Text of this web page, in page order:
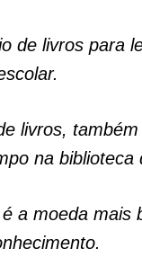
de livros para
livros,
na biblioteca
a moeda mais